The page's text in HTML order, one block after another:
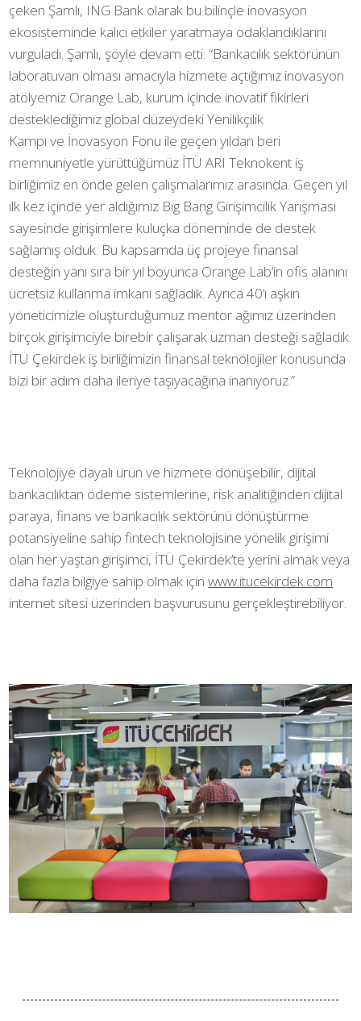
çeken Şamlı, ING Bank olarak bu bilinçle inovasyon
ekosisteminde kalıcı etkiler yaratmaya odaklandıklarını
vurguladı. Şamlı, şöyle devam etti: “Bankacılık sektörünün
laboratuvarı olması amacıyla hizmete açtığımız inovasyon
atölyemiz Orange Lab, kurum içinde inovatif fikirleri
desteklediğimiz global düzeydeki Yenilikçilik
Kampı ve İnovasyon Fonu ile geçen yıldan beri
memnuniyetle yürüttüğümüz İTÜ ARI Teknokent iş
birliğimiz en önde gelen çalışmalarımız arasında. Geçen yıl
ilk kez içinde yer aldığımız Big Bang Girişimcilik Yarışması
sayesinde girişimlere kuluçka döneminde de destek
sağlamış olduk. Bu kapsamda üç projeye finansal
desteğin yanı sıra bir yıl boyunca Orange Lab’in ofis alanını
ücretsiz kullanma imkanı sağladık. Ayrıca 40’ı aşkın
yöneticimizle oluşturduğumuz mentor ağımız üzerinden
birçok girişimciyle birebir çalışarak uzman desteği sağladık.
İTÜ Çekirdek iş birliğimizin finansal teknolojiler konusunda
bizi bir adım daha ileriye taşıyacağına inanıyoruz.”
Teknolojiye dayalı ürün ve hizmete dönüşebilir, dijital
bankacılıktan ödeme sistemlerine, risk analitiğinden dijital
paraya, finans ve bankacılık sektörünü dönüştürme
potansiyeline sahip fintech teknolojisine yönelik girişimi
olan her yaştan girişimci, İTÜ Çekirdek’te yerini almak veya
daha fazla bilgiye sahip olmak içinwww.itucekirdek.com
internet sitesi üzerinden başvurusunu gerçekleştirebiliyor.